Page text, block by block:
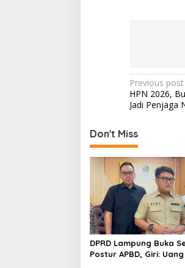
P
o
t
n
a
v
i
g
a
t
Previous post
HPN 2026,
Jadi Penjaga
Don't Miss
DPRD Lampung Buka
Postur APBD, Giri: